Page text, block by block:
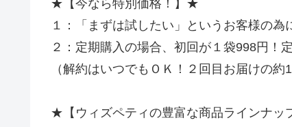
★【今なら特別価格！】★
１：「まずは試したい」というお客様の為
２：定期購入の場合、初回が１袋998円！
（解約はいつでもＯＫ！２回目お届けの約
★【ウィズペティの豊富な商品ラインナッ